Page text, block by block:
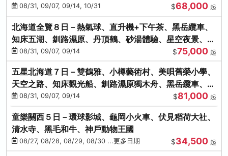
蟹、卡哇依熊牧場
08/31, 09/07, 09/14, 10/31 $68,000 起
北海道全覽８日－熱氣球、直升機+下午茶、黑岳纜車、
知床五湖、釧路濕原、丹頂鶴、砂湯體驗、星空夜景、洞
爺花火、螃蟹懷石料理
08/31, 09/07, 09/14 $75,000 起
五星北海道７日－雙鶴雅、小樽藝術村、美唄舊榮小學、
天空之路、知床觀光船、釧路濕原獨木舟、黑岳纜車、流
冰硝子館DIY玻璃杯
08/31, 09/07, 09/14 $81,000 起
童樂關西５日－環球影城、龜岡小火車、伏見稻荷大社、
清水寺、黑毛和牛、神戶動物王國
08/27, 08/28, 08/29, 08/30 ...更多日期 $34,500 起